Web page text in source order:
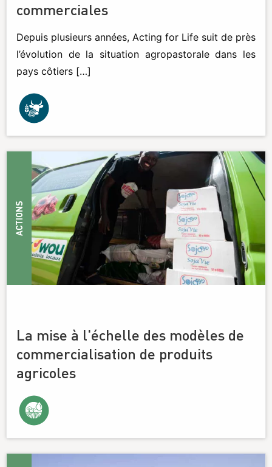
commerciales
Depuis plusieurs années, Acting for Life suit de près
l’évolution de la situation agropastorale dans les
pays côtiers […]
ACTIONS
La mise à l'échelle des modèles de
commercialisation de produits
agricoles